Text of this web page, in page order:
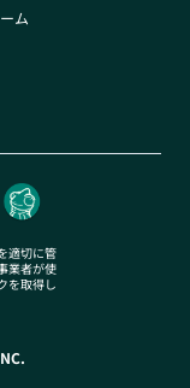
ム
適切に管
業者が使
を取得し